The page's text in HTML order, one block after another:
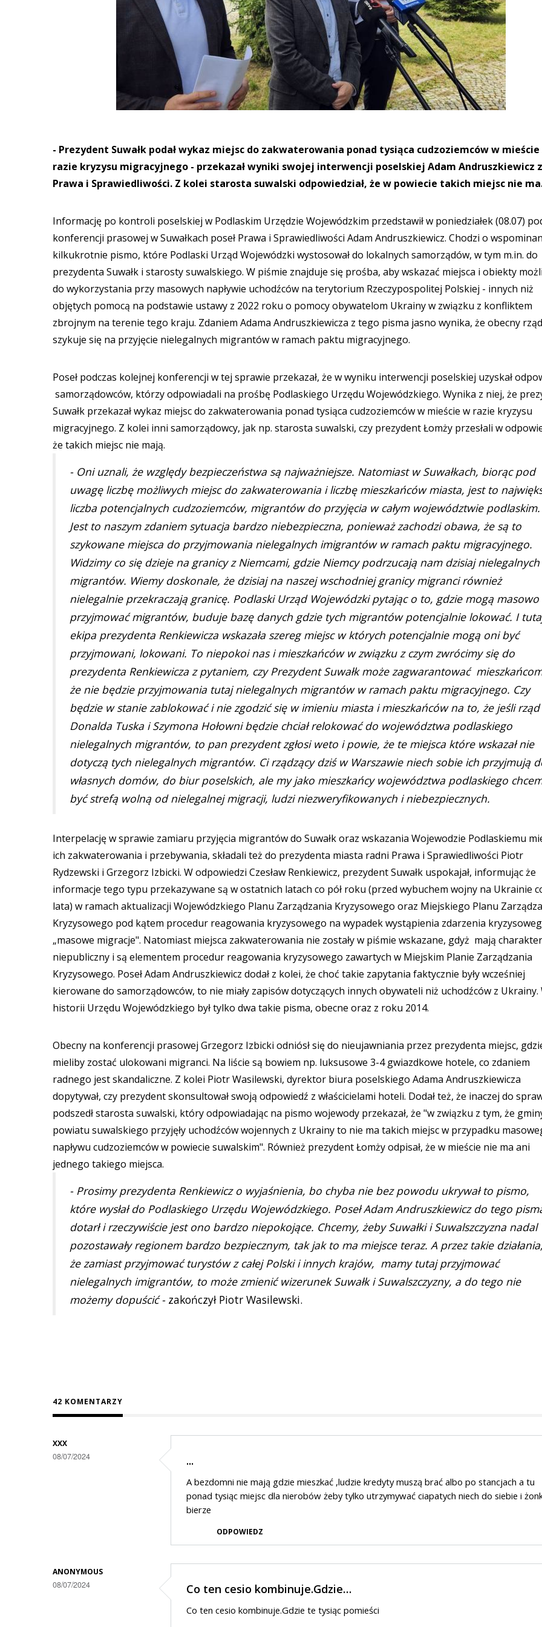
- Prezydent Suwałk podał wykaz miejsc do zakwaterowania ponad tysiąca cudzoziemców w mieście
razie kryzysu migracyjnego - przekazał wyniki swojej interwencji poselskiej Adam Andruszkiewicz z
Prawa i Sprawiedliwości. Z kolei starosta suwalski odpowiedział, że w powiecie takich miejsc nie
Informację po kontroli poselskiej w Podlaskim Urzędzie Wojewódzkim przedstawił w poniedziałek (08.07)
konferencji prasowej w Suwałkach poseł Prawa i Sprawiedliwości Adam Andruszkiewicz. Chodzi o
kilkukrotnie pismo, które Podlaski Urząd Wojewódzki wystosował do lokalnych samorządów, w tym m.in. do
prezydenta Suwałk i starosty suwalskiego. W piśmie znajduje się prośba, aby wskazać miejsca i obiekty
do wykorzystania przy masowych napływie uchodźców na terytorium Rzeczypospolitej Polskiej - innych niż
objętych pomocą na podstawie ustawy z 2022 roku o pomocy obywatelom Ukrainy w związku z konfliktem
zbrojnym na terenie tego kraju. Zdaniem Adama Andruszkiewicza z tego pisma jasno wynika, że obecny rząd
szykuje się na przyjęcie nielegalnych migrantów w ramach paktu migracyjnego.
Poseł podczas kolejnej konferencji w tej sprawie przekazał, że w wyniku interwencji poselskiej uzyskał
samorządowców, którzy odpowiadali na prośbę Podlaskiego Urzędu Wojewódzkiego. Wynika z niej, że
Suwałk przekazał wykaz miejsc do zakwaterowania ponad tysiąca cudzoziemców w mieście w razie kryzysu
migracyjnego. Z kolei inni samorządowcy, jak np. starosta suwalski, czy prezydent Łomży przesłali w
że takich miejsc nie mają.
- Oni uznali, że względy bezpieczeństwa są najważniejsze. Natomiast w Suwałkach, biorąc pod
uwagę liczbę możliwych miejsc do zakwaterowania i liczbę mieszkańców miasta, jest to
liczba potencjalnych cudzoziemców, migrantów do przyjęcia w całym województwie podlaskim.
Jest to naszym zdaniem sytuacja bardzo niebezpieczna, ponieważ zachodzi obawa, że są to
szykowane miejsca do przyjmowania nielegalnych imigrantów w ramach paktu migracyjnego.
Widzimy co się dzieje na granicy z Niemcami, gdzie Niemcy podrzucają nam dzisiaj nielegalnych
migrantów. Wiemy doskonale, że dzisiaj na naszej wschodniej granicy migranci również
nielegalnie przekraczają granicę. Podlaski Urząd Wojewódzki pytając o to, gdzie mogą masowo
przyjmować migrantów, buduje bazę danych gdzie tych migrantów potencjalnie lokować. I
ekipa prezydenta Renkiewicza wskazała szereg miejsc w których potencjalnie mogą oni być
przyjmowani, lokowani. To niepokoi nas i mieszkańców w związku z czym zwrócimy się do
prezydenta Renkiewicza z pytaniem, czy Prezydent Suwałk może zagwarantować
że nie będzie przyjmowania tutaj nielegalnych migrantów w ramach paktu migracyjnego. Czy
będzie w stanie zablokować i nie zgodzić się w imieniu miasta i mieszkańców na to, że jeśli rząd
Donalda Tuska i Szymona Hołowni będzie chciał relokować do województwa podlaskiego
nielegalnych migrantów, to pan prezydent zgłosi weto i powie, że te miejsca które wskazał nie
dotyczą tych nielegalnych migrantów. Ci rządzący dziś w Warszawie niech sobie ich przyjmują
własnych domów, do biur poselskich, ale my jako mieszkańcy województwa podlaskiego
być strefą wolną od nielegalnej migracji, ludzi niezweryfikowanych i niebezpiecznych.
Interpelację w sprawie zamiaru przyjęcia migrantów do Suwałk oraz wskazania Wojewodzie Podlaskiemu
ich zakwaterowania i przebywania, składali też do prezydenta miasta radni Prawa i Sprawiedliwości Piotr
Rydzewski i Grzegorz Izbicki. W odpowiedzi Czesław Renkiewicz, prezydent Suwałk uspokajał, informując że
informacje tego typu przekazywane są w ostatnich latach co pół roku (przed wybuchem wojny na Ukrainie
lata) w ramach aktualizacji Wojewódzkiego Planu Zarządzania Kryzysowego oraz Miejskiego Planu
Kryzysowego pod kątem procedur reagowania kryzysowego na wypadek wystąpienia zdarzenia
„masowe migracje". Natomiast miejsca zakwaterowania nie zostały w piśmie wskazane, gdyż mają charakter
niepubliczny i są elementem procedur reagowania kryzysowego zawartych w Miejskim Planie Zarządzania
Kryzysowego. Poseł Adam Andruszkiewicz dodał z kolei, że choć takie zapytania faktycznie były wcześniej
kierowane do samorządowców, to nie miały zapisów dotyczących innych obywateli niż uchodźców z Ukrainy.
historii Urzędu Wojewódzkiego był tylko dwa takie pisma, obecne oraz z roku 2014.
Obecny na konferencji prasowej Grzegorz Izbicki odniósł się do nieujawniania przez prezydenta miejsc,
mieliby zostać ulokowani migranci. Na liście są bowiem np. luksusowe 3-4 gwiazdkowe hotele, co zdaniem
radnego jest skandaliczne. Z kolei Piotr Wasilewski, dyrektor biura poselskiego Adama Andruszkiewicza
dopytywał, czy prezydent skonsultował swoją odpowiedź z właścicielami hoteli. Dodał też, że inaczej do
podszedł starosta suwalski, który odpowiadając na pismo wojewody przekazał, że "w związku z tym, że
powiatu suwalskiego przyjęły uchodźców wojennych z Ukrainy to nie ma takich miejsc w przypadku
napływu cudzoziemców w powiecie suwalskim". Również prezydent Łomży odpisał, że w mieście nie ma ani
jednego takiego miejsca.
- Prosimy prezydenta Renkiewicz o wyjaśnienia, bo chyba nie bez powodu ukrywał to pismo,
które wysłał do Podlaskiego Urzędu Wojewódzkiego. Poseł Adam Andruszkiewicz do tego
dotarł i rzeczywiście jest ono bardzo niepokojące. Chcemy, żeby Suwałki i Suwalszczyzna nadal
pozostawały regionem bardzo bezpiecznym, tak jak to ma miejsce teraz. A przez takie działania,
że zamiast przyjmować turystów z całej Polski i innych krajów, mamy tutaj przyjmować
nielegalnych imigrantów, to może zmienić wizerunek Suwałk i Suwalszczyzny, a do tego nie
możemy dopuścić - zakończył Piotr Wasilewski.
42 KOMENTARZY
XXX
08/07/2024 ...
A bezdomni nie mają gdzie mieszkać ,ludzie kredyty muszą brać albo po stancjach a tu
ponad tysiąc miejsc dla nierobów żeby tylko utrzymywać ciapatych niech do siebie i
bierze
ODPOWIEDZ
ANONYMOUS
08/07/2024 Co ten cesio kombinuje.Gdzie…
Co ten cesio kombinuje.Gdzie te tysiąc pomieści